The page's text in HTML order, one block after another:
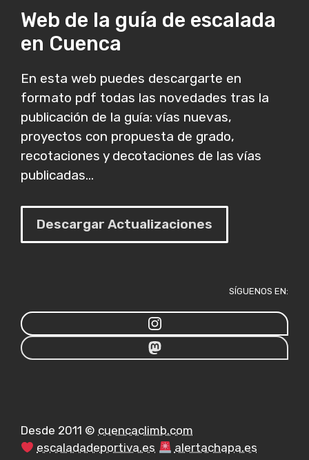
Web de la guía de escalada
en Cuenca
En esta web puedes descargarte en
formato pdf todas las novedades tras la
publicación de la guía: vías nuevas,
proyectos con propuesta de grado,
recotaciones y decotaciones de las vías
publicadas...
Descargar Actualizaciones
SÍGUENOS EN:
Desde 2011 © cuencaclimb.com
escaladadeportiva.es
alertachapa.es